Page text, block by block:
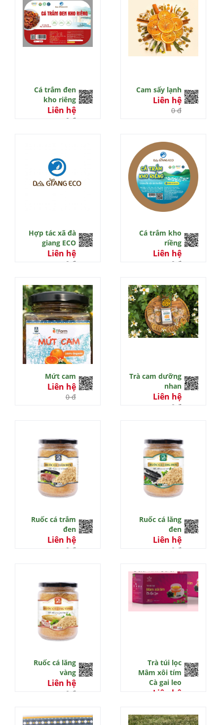
Cá trắm đen
kho riêng
Liên hệ
0 đ
Cam sấy lạnh
Liên hệ
0 đ
Hợp tác xã đà
giang ECO
Liên hệ
0 đ
Cá trắm kho
riềng
Liên hệ
0 đ
Mứt cam
Liên hệ
0 đ
Trà cam dưỡng
nhan
Liên hệ
0 đ
Ruốc cá trắm
đen
Liên hệ
0 đ
Ruốc cá lăng
đen
Liên hệ
0 đ
Ruốc cá lăng
vàng
Liên hệ
0 đ
Trà túi lọc
Mâm xôi tím
Cà gai leo
Liên hệ